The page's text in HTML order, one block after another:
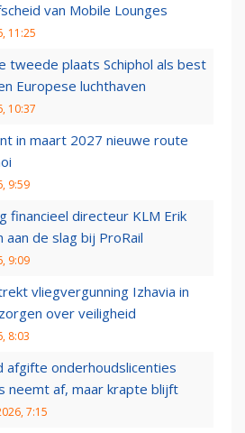
van Mobile Lounges
11:25
tweede plaats Schiphol als best
Europese luchthaven
10:37
in maart 2027 nieuwe route
9:59
financieel directeur KLM Erik
aan de slag bij ProRail
9:09
vliegvergunning Izhavia in
over veiligheid
8:03
afgifte onderhoudslicenties
neemt af, maar krapte blijft
7:15